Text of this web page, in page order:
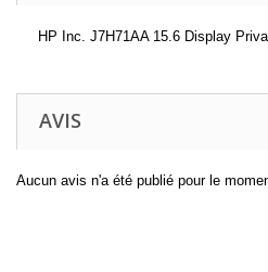
HP Inc. J7H71AA 15.6 Display
AVIS
Aucun avis n'a été publié pour le